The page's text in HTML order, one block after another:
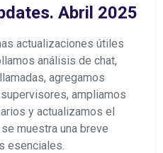
Abril 2025
actualizaciones útiles
análisis de chat,
agregamos
ampliamos
y actualizamos el
muestra una breve
esenciales.